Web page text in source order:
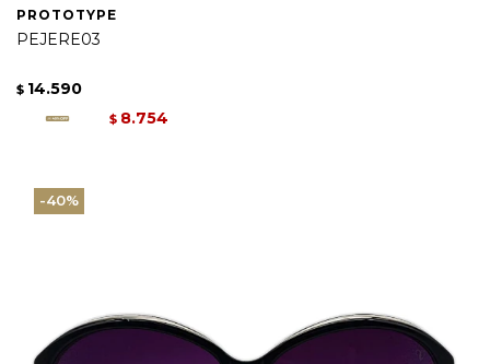
PROTOTYPE
PEJERE03
$ 14.590
$ 8.754
40